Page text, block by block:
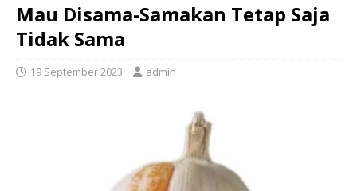
Mau Disama-Samakan Tetap Saja
Tidak Sama
19 September 2023 admin